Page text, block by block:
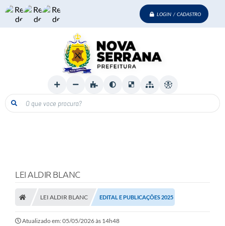
LOGIN / CADASTRO
O que voce procura?
LEI ALDIR BLANC
LEI ALDIR BLANC EDITAL E PUBLICAÇÕES 2025
Atualizado em: 05/05/2026 às 14h48